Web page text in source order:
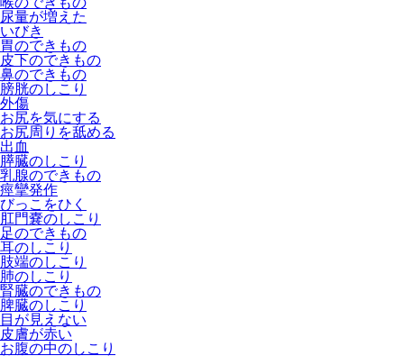
尿量が増えた
いびき
胃のできもの
皮下のできもの
鼻のできもの
膀胱のしこり
外傷
お尻を気にする
お尻周りを舐める
出血
膵臓のしこり
乳腺のできもの
痙攣発作
びっこをひく
肛門嚢のしこり
足のできもの
耳のしこり
肢端のしこり
肺のしこり
腎臓のできもの
脾臓のしこり
目が見えない
皮膚が赤い
お腹の中のしこり